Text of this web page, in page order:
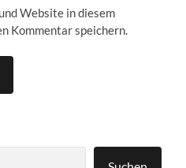
Website in diesem
Kommentar speichern.